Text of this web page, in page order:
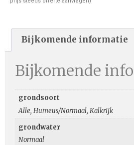
Bijkomende informatie
Bijkomende
grondsoort
Alle, Humeus/Normaal, Kalkrijk
grondwater
Normaal